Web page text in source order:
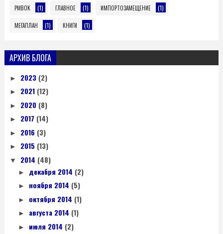
PMBOK (1) ГЛАВНОЕ (1) ИМПОРТОЗАМЕЩЕНИЕ (1)
МЕГАПЛАН (1) КНИГИ (1)
АРХИВ БЛОГА
► 2023 (2)
► 2021 (12)
► 2020 (8)
► 2017 (14)
► 2016 (3)
► 2015 (13)
▼ 2014 (48)
► декабря 2014 (2)
► ноября 2014 (5)
► октября 2014 (1)
► августа 2014 (1)
► июля 2014 (2)